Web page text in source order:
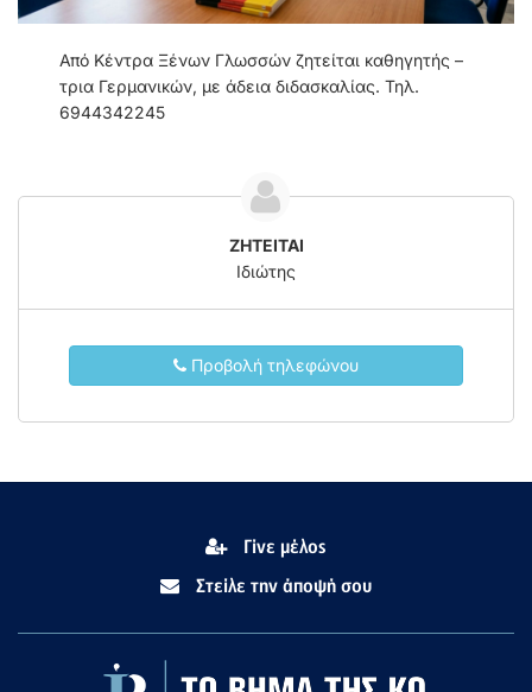
Από Κέντρα Ξένων Γλωσσών ζητείται καθηγητής –
τρια Γερμανικών, με άδεια διδασκαλίας. Τηλ.
6944342245
ZHTEITAI
Ιδιώτης
Προβολή τηλεφώνου
Γίνε μέλος
Στείλε την άποψή σου